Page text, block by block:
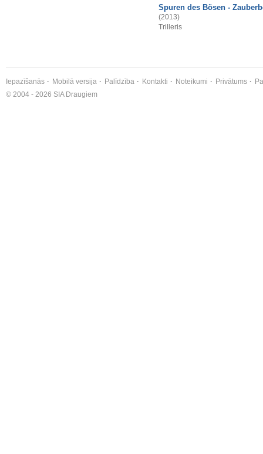
Spuren des Bösen -
(2013)
Trilleris
Iepazīšanās Mobilā versija Palīdzība Kontakti Noteikumi Privātums
© 2004 - 2026 SIA Draugiem